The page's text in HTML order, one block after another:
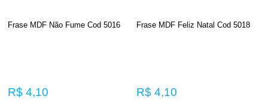
Frase MDF Não Fume Cod 5016
R$ 4,10
Frase MDF Feliz Natal Cod 5018
R$ 4,10